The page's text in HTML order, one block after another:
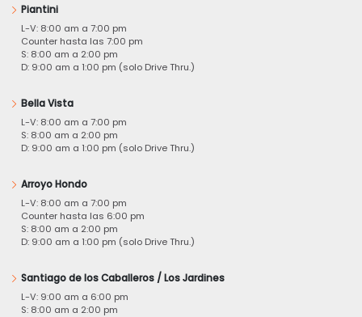
Piantini
L-V: 8:00 am a 7:00 pm
Counter hasta las 7:00 pm
S: 8:00 am a 2:00 pm
D: 9:00 am a 1:00 pm (solo Drive Thru.)
Bella Vista
L-V: 8:00 am a 7:00 pm
S: 8:00 am a 2:00 pm
D: 9:00 am a 1:00 pm (solo Drive Thru.)
Arroyo Hondo
L-V: 8:00 am a 7:00 pm
Counter hasta las 6:00 pm
S: 8:00 am a 2:00 pm
D: 9:00 am a 1:00 pm (solo Drive Thru.)
Santiago de los Caballeros / Los Jardines
L-V: 9:00 am a 6:00 pm
S: 8:00 am a 2:00 pm